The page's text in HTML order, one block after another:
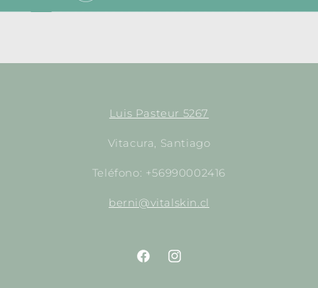
Luis Pasteur 5267
Vitacura, Santiago
Teléfono: +56990002416
berni@vitalskin.cl
https://www.facebook.com/
http://instagram.com/